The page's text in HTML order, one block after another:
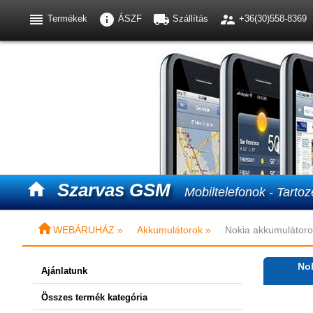
 Szarvas GSM Mobiltelefonok -
 Termékek  ÁSZF  Szállítás  +36(30)558-8369
WEBÁRUHÁZ » Akkumulátorok » Nokia
Ajánlatunk
Összes termék kategória